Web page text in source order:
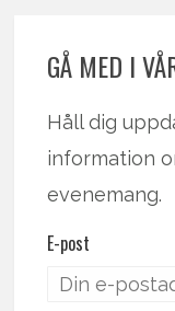
GÅ MED I
Håll dig
information
evenemang.
E-post